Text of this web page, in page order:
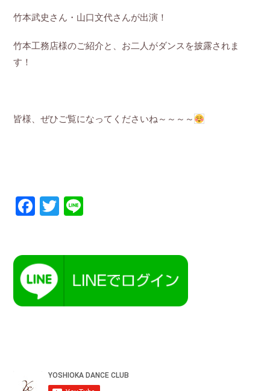
竹本武史さん・山口文代さんが出演！
竹本工務店様のご紹介と、お二人がダンスを披露されま
す！
皆様、ぜひご覧になってくださいね～～～～
Facebook
Twitter